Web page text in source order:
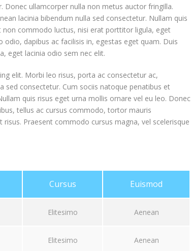
Donec ullamcorper nulla non metus auctor fringilla.
lacinia bibendum nulla sed consectetur. Nullam quis
commodo luctus, nisi erat porttitor ligula, eget
dapibus ac facilisis in, egestas eget quam. Duis
eget lacinia odio sem nec elit.
elit. Morbi leo risus, porta ac consectetur ac,
sed consectetur. Cum sociis natoque penatibus et
quis risus eget urna mollis ornare vel eu leo. Donec
tellus ac cursus commodo, tortor mauris
Praesent commodo cursus magna, vel scelerisque
Cursus Euismod
Elitesimo Aenean
Elitesimo Aenean